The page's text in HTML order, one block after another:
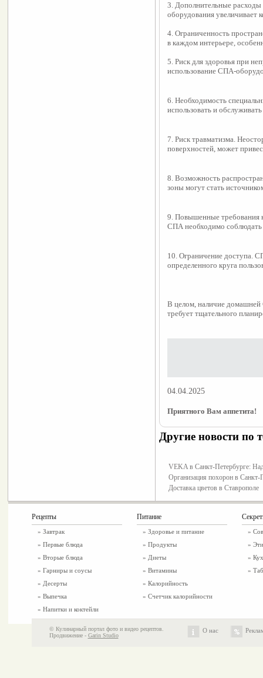
3. Дополнительные
оборудования увеличивает
4. Ограниченность
в каждом интерьере,
5. Риск для здоровья при
использование СПА-
6. Необходимость
использовать и
7. Риск травматизма.
поверхностей, может
8. Возможность
зоны могут стать
9. Повышенные требования
СПА необходимо соблюдать
10. Ограничение доступа.
определенного круга
В целом, наличие
требует тщательного
04.04.2025
Приятного Вам аппетита!
Другие новости по
VEKA в Санкт-Петербурге:
Организация похорон в
Доставка цветов в Ставрополе
Рецепты
» Завтрак
» Первые блюда
» Вторые блюда
» Гарниры и соусы
» Десерты
» Выпечка
» Напитки и коктейли
Питание
» Здоровье и питание
» Продукты
» Диеты
» Витамины
» Калорийность
» Счетчик калорийности
»
»
»
»
© Кулинарный портал фото и видео рецептов.
Продвижение - Garin Studio
О нас